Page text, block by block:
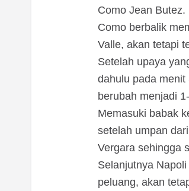
Como Jean Butez.
Como berbalik
Valle, akan tetapi
Setelah upaya
dahulu pada
berubah menjadi
Memasuki babak
setelah umpan
Vergara sehingga
Selanjutnya
peluang, akan